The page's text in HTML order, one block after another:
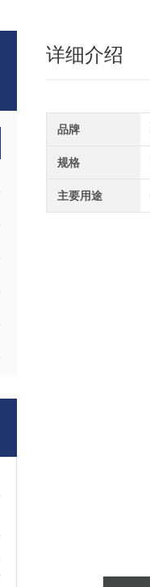
详细介绍
品牌
规格
主要用途